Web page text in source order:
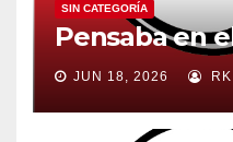
SIN CATEGORÍA
Pensaba en
JUN 18, 2026 RK